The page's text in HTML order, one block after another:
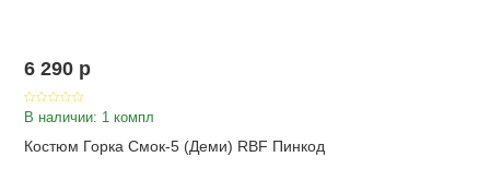
6 290 p
В наличии: 1 компл
Костюм Горка Смок-5 (Деми) RBF Пинкод